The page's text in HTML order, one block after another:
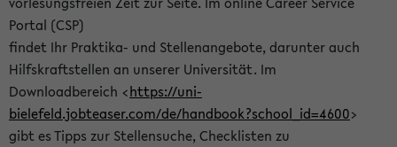
Portal (CSP)
findet Ihr Praktika- und Stellenangebote, darunter auch
Hilfskraftstellen an unserer Universität. Im
Downloadbereich <https://uni-
bielefeld.jobteaser.com/de/handbook?school_id=4600>
gibt es Tipps zur Stellensuche, Checklisten zu